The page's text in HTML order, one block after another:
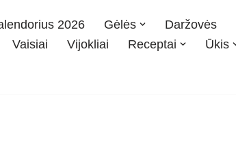
2026 Gėlės Daržovės
Vaisiai Vijokliai Receptai Ūkis